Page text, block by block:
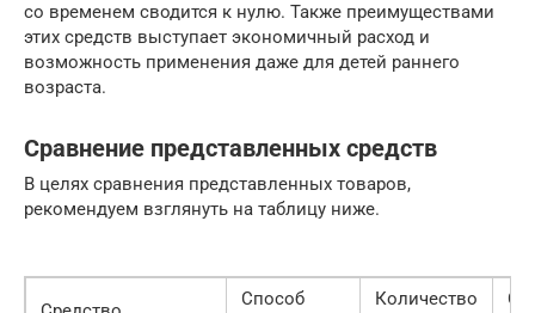
со временем сводится к нулю. Также преимуществами
этих средств выступает экономичный расход и
возможность применения даже для детей раннего
возраста.
Сравнение представленных средств
В целях сравнения представленных товаров,
рекомендуем взглянуть на таблицу ниже.
Способ
Количество